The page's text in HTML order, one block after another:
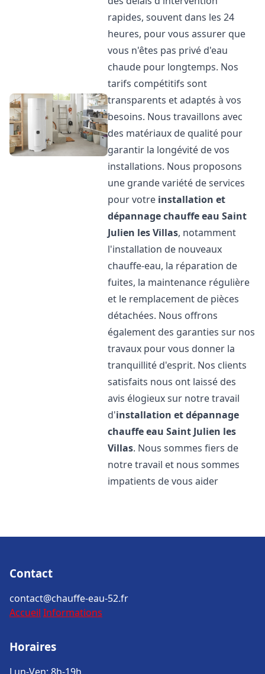
rapides, souvent dans les 24
heures, pour vous assurer que
vous n'êtes pas privé d'eau
chaude pour longtemps. Nos
tarifs compétitifs sont
transparents et adaptés à vos
besoins. Nous travaillons avec
des matériaux de qualité pour
garantir la longévité de vos
installations. Nous proposons
une grande variété de services
pour votre installation et
dépannage chauffe eau Saint
Julien les Villas, notamment
l'installation de nouveaux
chauffe-eau, la réparation de
fuites, la maintenance régulière
et le remplacement de pièces
détachées. Nous offrons
également des garanties sur nos
travaux pour vous donner la
tranquillité d'esprit. Nos clients
satisfaits nous ont laissé des
avis élogieux sur notre travail
d'installation et dépannage
chauffe eau Saint Julien les
Villas. Nous sommes fiers de
notre travail et nous sommes
impatients de vous aider
Contact
contact@chauffe-eau-52.fr
Accueil Informations
Horaires